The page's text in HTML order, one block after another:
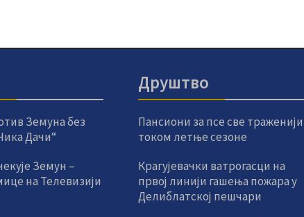
Земуна без
Дачи“
Земун –
на Телевизији
Друштво
Пансиони за псе све траженији
током летње сезоне
Крагујевачки ватрогасци на
првој линији гашења пожара у
Делиблатској пешчари